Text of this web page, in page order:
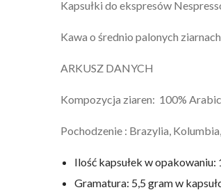
Kapsułki do ekspresów
Kawa o średnio palonych
ARKUSZ DANYCH
Kompozycja ziaren: 100%
Pochodzenie : Brazylia,
Ilość kapsułek w opakowaniu:
Gramatura: 5,5 gram w